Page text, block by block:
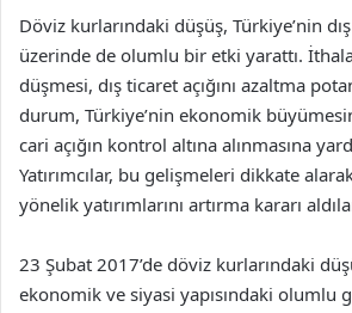
Döviz kurlarındaki düşüş, Türkiye’nin
üzerinde de olumlu bir etki yarattı.
düşmesi, dış ticaret açığını azaltma
durum, Türkiye’nin ekonomik
cari açığın kontrol altına alınmasına
Yatırımcılar, bu gelişmeleri dikkate
yönelik yatırımlarını artırma kararı
23 Şubat 2017’de döviz kurlarındaki
ekonomik ve siyasi yapısındaki olumlu